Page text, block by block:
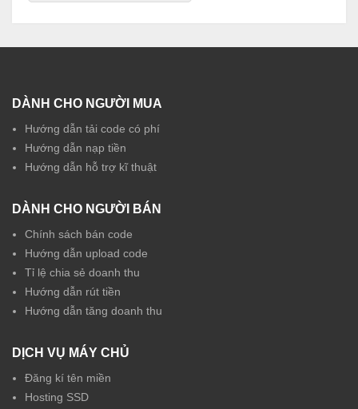
DÀNH CHO NGƯỜI MUA
Hướng dẫn tải code có phí
Hướng dẫn nạp tiền
Hướng dẫn hỗ trợ kĩ thuật
DÀNH CHO NGƯỜI BÁN
Chính sách bán code
Hướng dẫn upload code
Tỉ lệ chia sẻ doanh thu
Hướng dẫn rút tiền
Hướng dẫn tăng doanh thu
DỊCH VỤ MÁY CHỦ
Đăng kí tên miền
Hosting SSD